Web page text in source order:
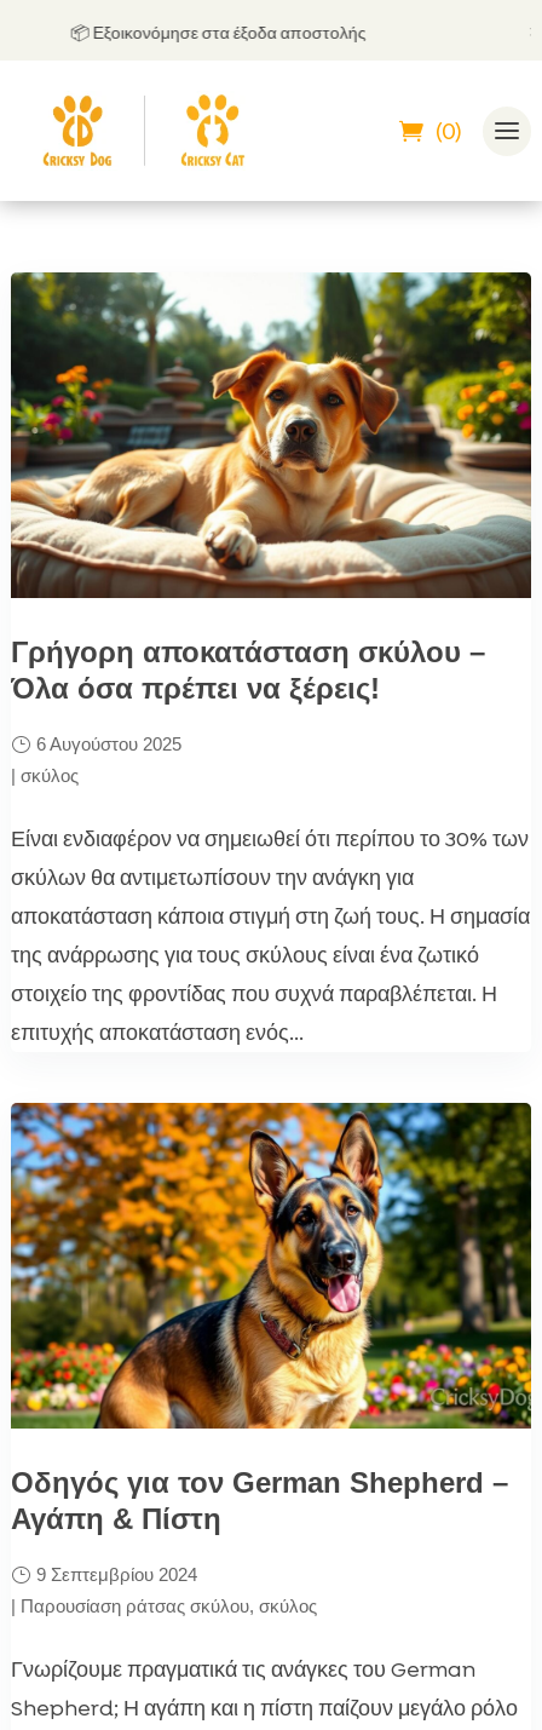
📦 Εξοικονόμησε στα έξοδα αποστολής
(0)
Γρήγορη αποκατάσταση σκύλου –
Όλα όσα πρέπει να ξέρεις!
6 Αυγούστου 2025
| σκύλος
Είναι ενδιαφέρον να σημειωθεί ότι περίπου το 30% των
σκύλων θα αντιμετωπίσουν την ανάγκη για
αποκατάσταση κάποια στιγμή στη ζωή τους. Η σημασία
της ανάρρωσης για τους σκύλους είναι ένα ζωτικό
στοιχείο της φροντίδας που συχνά παραβλέπεται. Η
επιτυχής αποκατάσταση ενός...
Οδηγός για τον German Shepherd –
Αγάπη & Πίστη
9 Σεπτεμβρίου 2024
| Παρουσίαση ράτσας σκύλου, σκύλος
Γνωρίζουμε πραγματικά τις ανάγκες του German
Shepherd; Η αγάπη και η πίστη παίζουν μεγάλο ρόλο